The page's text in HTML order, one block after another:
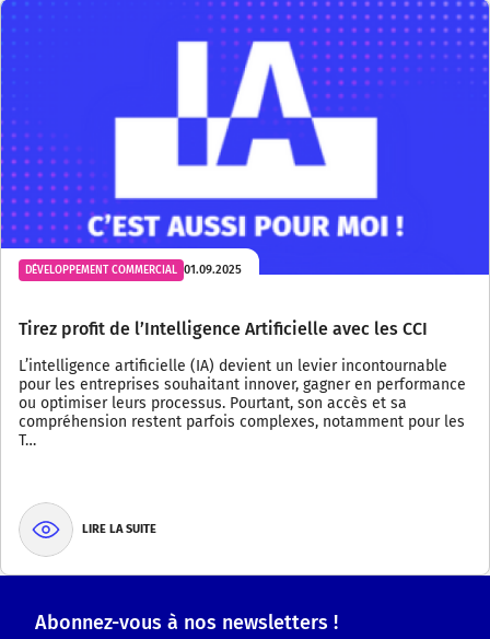
DÉVELOPPEMENT COMMERCIAL 01.09.2025
Tirez profit de l’Intelligence Artificielle avec les CCI
L’intelligence artificielle (IA) devient un levier incontournable
pour les entreprises souhaitant innover, gagner en performance
ou optimiser leurs processus. Pourtant, son accès et sa
compréhension restent parfois complexes, notamment pour les
T…
LIRE LA SUITE
Abonnez-vous à nos newsletters !